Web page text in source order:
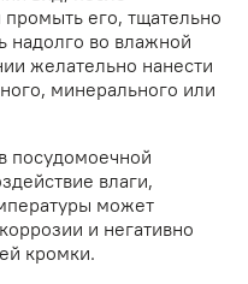
его, тщательно
надолго во влажной
желательно нанести
минерального или
посудомоечной
влаги,
может
и негативно
кромки.